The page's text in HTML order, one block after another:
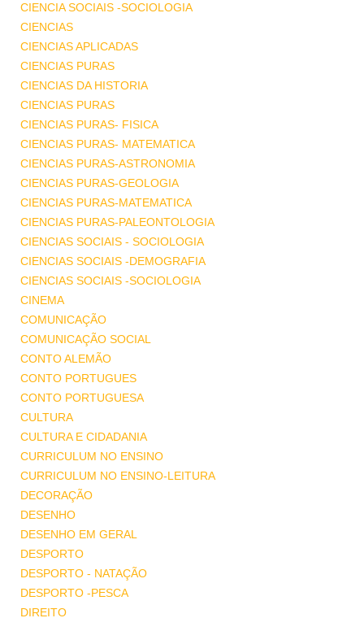
CIENCIA SOCIAIS -SOCIOLOGIA
CIENCIAS
CIENCIAS APLICADAS
CIENCIAS PURAS
CIENCIAS DA HISTORIA
CIENCIAS PURAS
CIENCIAS PURAS- FISICA
CIENCIAS PURAS- MATEMATICA
CIENCIAS PURAS-ASTRONOMIA
CIENCIAS PURAS-GEOLOGIA
CIENCIAS PURAS-MATEMATICA
CIENCIAS PURAS-PALEONTOLOGIA
CIENCIAS SOCIAIS - SOCIOLOGIA
CIENCIAS SOCIAIS -DEMOGRAFIA
CIENCIAS SOCIAIS -SOCIOLOGIA
CINEMA
COMUNICAÇÃO
COMUNICAÇÃO SOCIAL
CONTO ALEMÃO
CONTO PORTUGUES
CONTO PORTUGUESA
CULTURA
CULTURA E CIDADANIA
CURRICULUM NO ENSINO
CURRICULUM NO ENSINO-LEITURA
DECORAÇÃO
DESENHO
DESENHO EM GERAL
DESPORTO
DESPORTO - NATAÇÃO
DESPORTO -PESCA
DIREITO